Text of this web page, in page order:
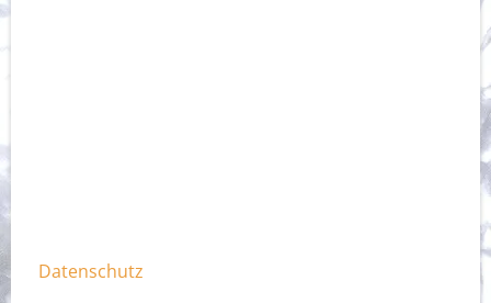
Datenschutz